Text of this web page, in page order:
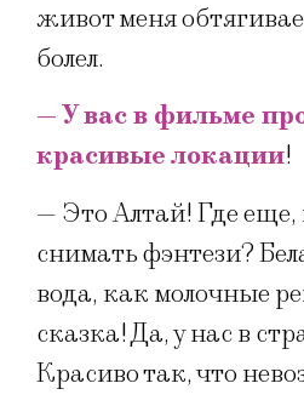
живот меня
болел.
— У вас в фильме
красивые локации!
— Это Алтай! Где еще,
снимать фэнтези?
вода, как молочные
сказка! Да, у нас в
Красиво так, что